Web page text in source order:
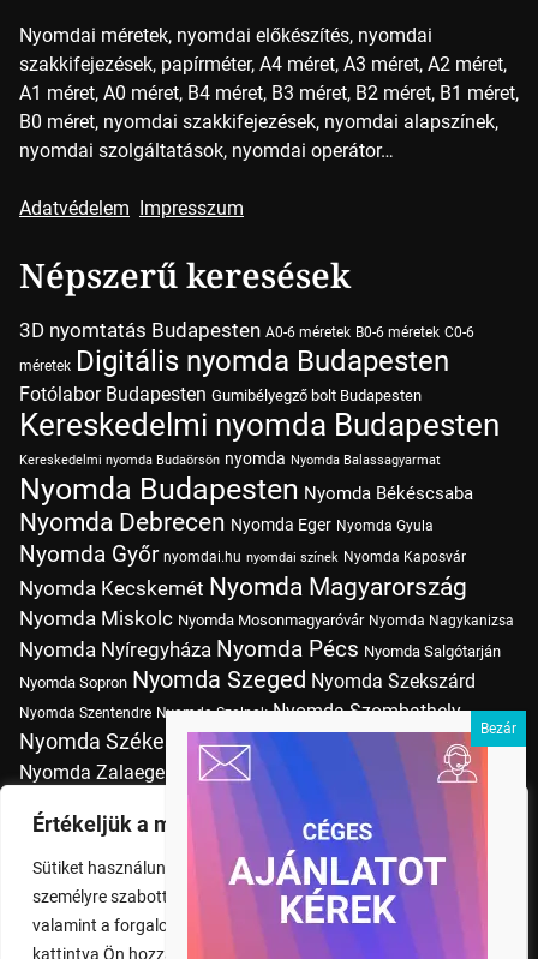
Értékeljük a magánéletét
Sütiket használunk a böngészési élmény fokozására,
személyre szabott hirdetések vagy tartalmak megjelenítésére,
valamint a forgalom elemzésére. A "Mindent elfogad" gombra
kattintva Ön hozzájárul a cookie-k használatához.
Nyomdai méretek, nyomdai előkészítés, nyomdai
szakkifejezések, papírméter, A4 méret, A3 méret, A2 méret,
A1 méret, A0 méret, B4 méret, B3 méret, B2 méret, B1 méret,
B0 méret, nyomdai szakkifejezések, nyomdai alapszínek,
nyomdai szolgáltatások, nyomdai operátor…
Adatvédelem Impresszum
Népszerű keresések
3D nyomtatás Budapesten A0-6 méretek B0-6 méretek C0-6
méretek Digitális nyomda Budapesten
Fotólabor Budapesten Gumibélyegző bolt Budapesten
Kereskedelmi nyomda Budapesten
Kereskedelmi nyomda Budaörsön nyomda Nyomda Balassagyarmat
Nyomda Budapesten Nyomda Békéscsaba
Nyomda Debrecen Nyomda Eger Nyomda Gyula
Nyomda Győr nyomdai.hu nyomdai színek Nyomda Kaposvár
Nyomda Kecskemét Nyomda Magyarország
Nyomda Miskolc Nyomda Mosonmagyaróvár Nyomda Nagykanizsa
Nyomda Nyíregyháza Nyomda Pécs Nyomda Salgótarján
Nyomda Sopron Nyomda Szeged Nyomda Szekszárd
Nyomda Szentendre Nyomda Szolnok Nyomda Szombathely
Nyomda Székesfehérvár Nyomda Tatabánya Nyomda Vác
Nyomda Zalaegerszeg Nyomda Érd nyomtatás
Nyomtatás Budapesten
Pólónyomtatás Budapesten Szitanyomda Budapesten
Tudásbázis